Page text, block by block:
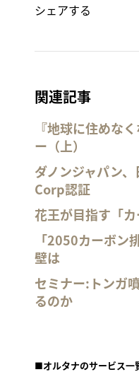
シェアする
関連記事
『地球に住めな
ー（上）
ダノンジャパン
Corp認証
花王が目指す「
「2050カーボン
壁は
セミナー:トンガ
るのか
■オルタナのサービス一